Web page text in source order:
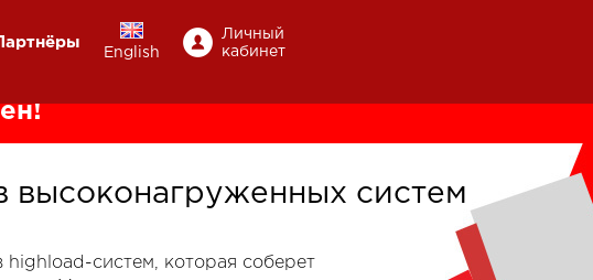
English
Личный
кабинет
высоконагруженных систем
highload-систем, которая соберет